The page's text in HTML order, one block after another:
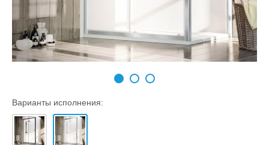
Варианты исполнения: